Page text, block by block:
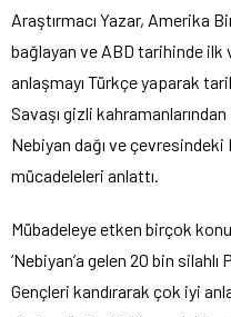
Araştırmacı Yazar, Amerika
bağlayan ve ABD tarihinde ilk
anlaşmayı Türkçe yaparak
Savaşı gizli
Nebiyan dağı ve
mücadeleleri anlattı.
Mübadeleye etken birçok
‘Nebiyan’a gelen 20 bin
Gençleri kandırarak çok iyi